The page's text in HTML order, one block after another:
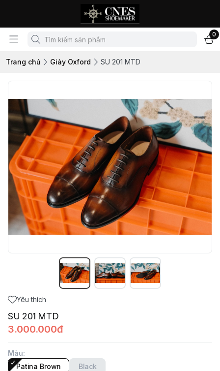
0
Trang chủ Giày Oxford SU 201 MTD
Yêu thích
SU 201 MTD
3.000.000đ
Màu:
Patina Brown
Black